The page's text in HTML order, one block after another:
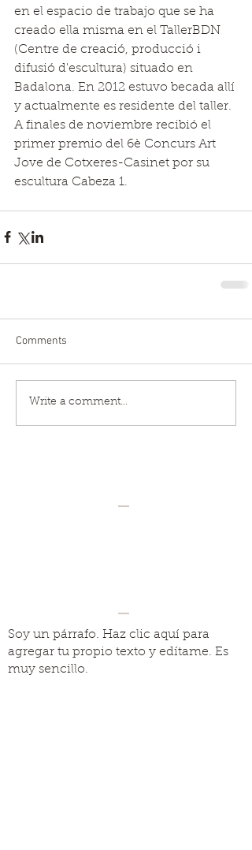
en el espacio de trabajo que se ha
creado ella misma en el TallerBDN
(Centre de creació, producció i
difusió d'escultura) situado en
Badalona. En 2012 estuvo becada allí
y actualmente es residente del taller.
A finales de noviembre recibió el
primer premio del 6è Concurs Art
Jove de Cotxeres-Casinet por su
escultura Cabeza 1.
Comments
Write a comment...
Soy un párrafo. Haz clic aquí para
agregar tu propio texto y edítame. Es
muy sencillo.